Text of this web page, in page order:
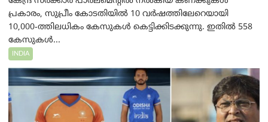
പ്രകാരം, സുപ്രീം കോടതിയിൽ 10 വർഷത്തിലേറെയായി
10,000-ത്തിലധികം കേസുകൾ കെട്ടിക്കിടക്കുന്നു. ഇതിൽ 558
കേസുകൾ...
INDIA